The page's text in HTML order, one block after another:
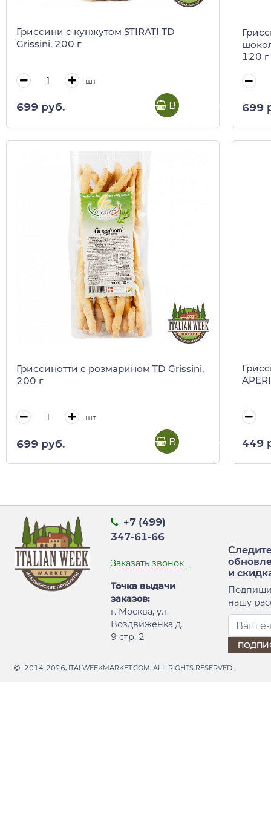
Гриссини с кунжутом STIRATI TD
Grissini, 200 г
шт
699 руб. В корзину
120 г
699
Гриссинотти с розмарином TD Grissini,
200 г
шт
699 руб. В корзину 449
+7 (499)
347-61-66
Заказать звонок
Точка выдачи
заказов:
г. Москва, ул.
Воздвиженка д.
9 стр. 2
и
нашу
2014-2026, ITALWEEKMARKET.COM. ALL RIGHTS RESERVED.